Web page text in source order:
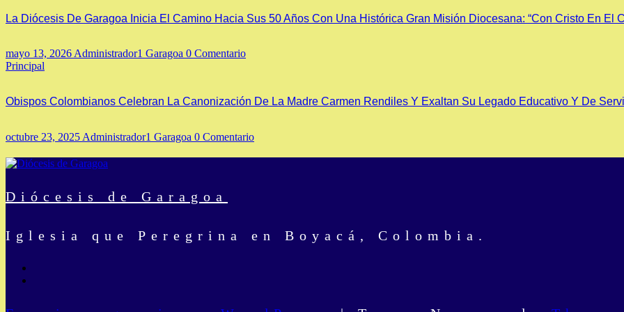
La Diócesis De Garagoa Inicia El Camino Hacia Sus 50 Años Con Una Histórica Gran Misión Diocesana: “Con Cristo En El
mayo 13, 2026 Administrador1 Garagoa 0 Comentario
Principal
Obispos Colombianos Celebran La Canonización De La Madre Carmen Rendiles Y Exaltan Su Legado Educativo Y De
octubre 23, 2025 Administrador1 Garagoa 0 Comentario
Diócesis de Garagoa
Iglesia que Peregrina en Boyacá, Colombia.